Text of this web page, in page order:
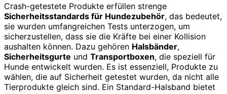
Crash-getestete Produkte erfüllen strenge
Sicherheitsstandards für Hundezubehör, das bedeutet,
sie wurden umfangreichen Tests unterzogen, um
sicherzustellen, dass sie die Kräfte bei einer Kollision
aushalten können. Dazu gehören Halsbänder,
Sicherheitsgurte und Transportboxen, die speziell für
Hunde entwickelt wurden. Es ist essenziell, Produkte zu
wählen, die auf Sicherheit getestet wurden, da nicht alle
Tierprodukte gleich sind. Ein Standard-Halsband bietet